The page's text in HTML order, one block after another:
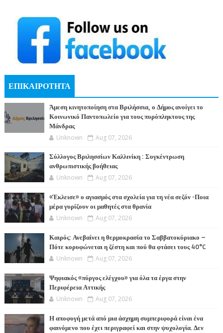
ΕΠΙΚΑΙΡΟΤΗΤΑ
Άμεση κινητοποίηση στα Βριλήσσια, ο Δήμος ανοίγει το
Κοινωνικό Παντοπωλείο για τους πυρόπληκτους της
Μάνδρας
Unknown Aug 07, 2026
Σύλλογος Βριλησσίων Καλλινίκη : Συγκέντρωση
ανθρωπιστικής βοήθειας
Unknown Aug 07, 2026
«Έκλεισε» ο αγιασμός στα σχολεία για τη νέα σεζόν -Ποια
μέρα γυρίζουν οι μαθητές στα θρανία
Unknown Aug 07, 2026
Καιρός: Ανεβαίνει η θερμοκρασία το Σαββατοκύριακο –
Πότε κορυφώνεται η ζέστη και πού θα φτάσει τους 40°C
Unknown Aug 07, 2026
Ψηφιακός «πύργος ελέγχου» για όλα τα έργα στην
Περιφέρεια Αττικής
Unknown Aug 07, 2026
Η αποφυγή μετά από μια άσχημη συμπεριφορά είναι ένα
φαινόμενο που έχει περιγραφεί και στην ψυχολογία. Δεν